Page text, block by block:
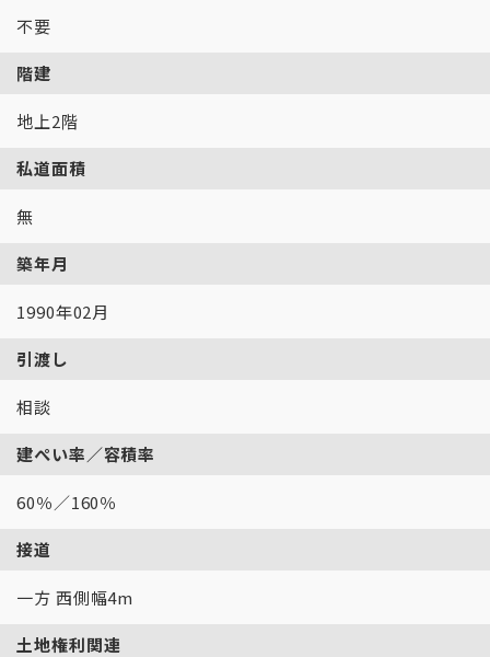
不要
階建
地上2階
私道面積
無
築年月
1990年02月
引渡し
相談
建ぺい率／容積率
60％／160％
接道
一方 西側幅4m
土地権利関連